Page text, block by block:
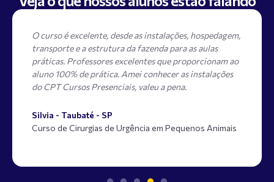
O curso foi de extrema valia, onde pude ter uma
vivencia e ampliar conhecimento, o mesmo conta com
o professor, extremamente dedicado e atencioso,
preocupado com o real aprendizado, o local conta com
uma estrutura moderna que soma no aprendizado.
Alexandre - Urânia - SP
Curso de Cirurgias de Urgência em Pequenos Animais